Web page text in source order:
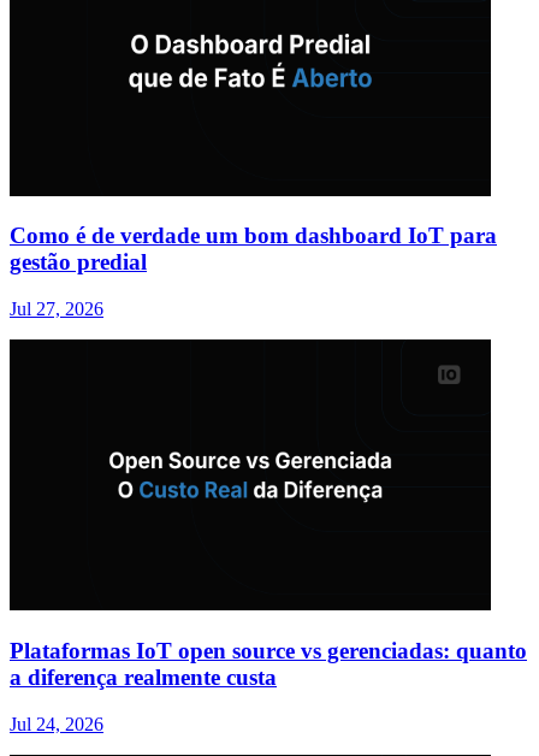
Como é de verdade um bom dashboard IoT para
gestão predial
Jul 27, 2026
Plataformas IoT open source vs gerenciadas: quanto
a diferença realmente custa
Jul 24, 2026